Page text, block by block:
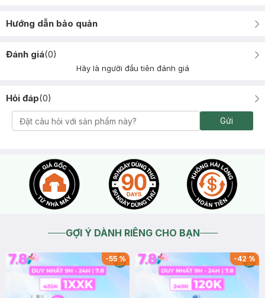
Hướng dẫn bảo quản
Đánh giá(0)
Hãy là người đầu tiên đánh giá
Hỏi đáp(0)
Gửi
GỢI Ý DÀNH RIÊNG CHO BẠN
-55% -42%